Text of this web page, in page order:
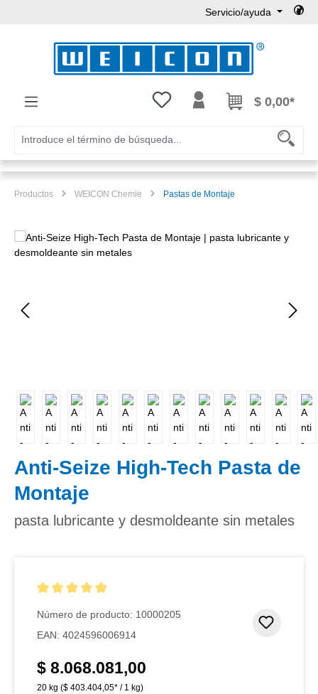
Servicio/ayuda
Tienes 0 artículos en tu lista de
$ 0,00*
Productos WEICON Chemie Pastas de Montaje
Omitir galería de imágenes
Anti-Seize High-Tech Pasta de
Montaje
pasta lubricante y desmoldeante sin metales
Número de producto: 10000205
EAN: 4024596006914
Precio normal:
$ 8.068.081,00
20 kg ($ 403.404,05* / 1 kg)